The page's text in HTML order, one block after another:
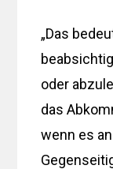
„Das
oder
das
wenn es